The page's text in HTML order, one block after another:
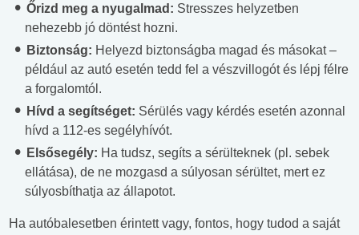
Őrizd meg a nyugalmad: Stresszes helyzetben
nehezebb jó döntést hozni.
Biztonság: Helyezd biztonságba magad és másokat –
például az autó esetén tedd fel a vészvillogót és lépj félre
a forgalomtól.
Hívd a segítséget: Sérülés vagy kérdés esetén azonnal
hívd a 112-es segélyhívót.
Elsősegély: Ha tudsz, segíts a sérülteknek (pl. sebek
ellátása), de ne mozgasd a súlyosan sérültet, mert ez
súlyosbíthatja az állapotot.
Ha autóbalesetben érintett vagy, fontos, hogy tudod a saját